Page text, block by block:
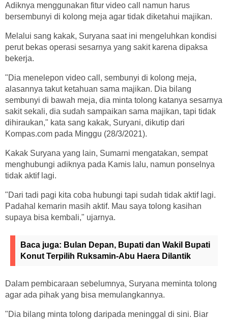
Adiknya menggunakan fitur video call namun harus
bersembunyi di kolong meja agar tidak diketahui majikan.
Melalui sang kakak, Suryana saat ini mengeluhkan kondisi
perut bekas operasi sesarnya yang sakit karena dipaksa
bekerja.
"Dia menelepon video call, sembunyi di kolong meja,
alasannya takut ketahuan sama majikan. Dia bilang
sembunyi di bawah meja, dia minta tolong katanya sesarnya
sakit sekali, dia sudah sampaikan sama majikan, tapi tidak
dihiraukan," kata sang kakak, Suryani, dikutip dari
Kompas.com pada Minggu (28/3/2021).
Kakak Suryana yang lain, Sumarni mengatakan, sempat
menghubungi adiknya pada Kamis lalu, namun ponselnya
tidak aktif lagi.
"Dari tadi pagi kita coba hubungi tapi sudah tidak aktif lagi.
Padahal kemarin masih aktif. Mau saya tolong kasihan
supaya bisa kembali," ujarnya.
Baca juga: Bulan Depan, Bupati dan Wakil Bupati
Konut Terpilih Ruksamin-Abu Haera Dilantik
Dalam pembicaraan sebelumnya, Suryana meminta tolong
agar ada pihak yang bisa memulangkannya.
"Dia bilang minta tolong daripada meninggal di sini. Biar